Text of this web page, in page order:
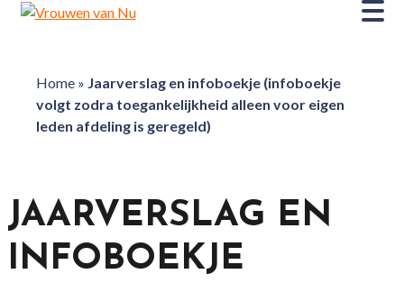
Home» Jaarverslag en infoboekje (infoboekje
volgt zodra toegankelijkheid alleen voor eigen
leden afdeling is geregeld)
JAARVERSLAG EN
INFOBOEKJE